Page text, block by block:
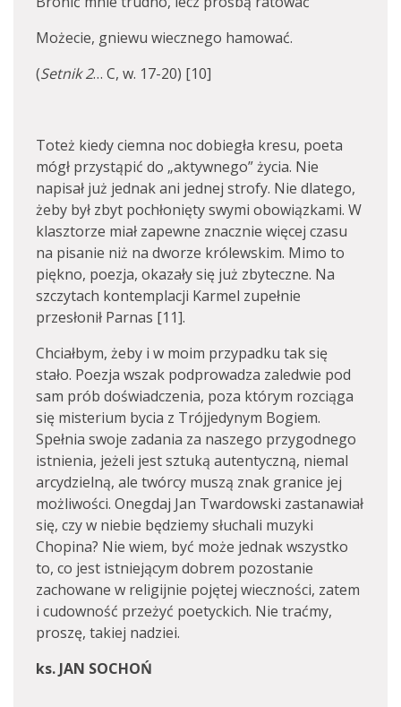
Możecie, gniewu wiecznego hamować.
(Setnik 2… C, w. 17-20) [10]
Toteż kiedy ciemna noc dobiegła kresu, poeta
mógł przystąpić do „aktywnego” życia. Nie
napisał już jednak ani jednej strofy. Nie dlatego,
żeby był zbyt pochłonięty swymi obowiązkami. W
klasztorze miał zapewne znacznie więcej czasu
na pisanie niż na dworze królewskim. Mimo to
piękno, poezja, okazały się już zbyteczne. Na
szczytach kontemplacji Karmel zupełnie
przesłonił Parnas [11].
Chciałbym, żeby i w moim przypadku tak się
stało. Poezja wszak podprowadza zaledwie pod
sam prób doświadczenia, poza którym rozciąga
się misterium bycia z Trójjedynym Bogiem.
Spełnia swoje zadania za naszego przygodnego
istnienia, jeżeli jest sztuką autentyczną, niemal
arcydzielną, ale twórcy muszą znak granice jej
możliwości. Onegdaj Jan Twardowski zastanawiał
się, czy w niebie będziemy słuchali muzyki
Chopina? Nie wiem, być może jednak wszystko
to, co jest istniejącym dobrem pozostanie
zachowane w religijnie pojętej wieczności, zatem
i cudowność przeżyć poetyckich. Nie traćmy,
proszę, takiej nadziei.
ks. JAN SOCHOŃ